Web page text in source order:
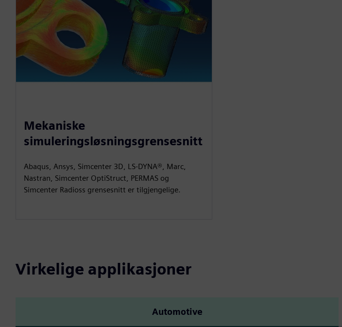
Mekaniske
simuleringsløsningsgrensesnitt
Abaqus, Ansys, Simcenter 3D, LS-DYNA®, Marc,
Nastran, Simcenter OptiStruct, PERMAS og
Simcenter Radioss grensesnitt er tilgjengelige.
Virkelige applikasjoner
Automotive